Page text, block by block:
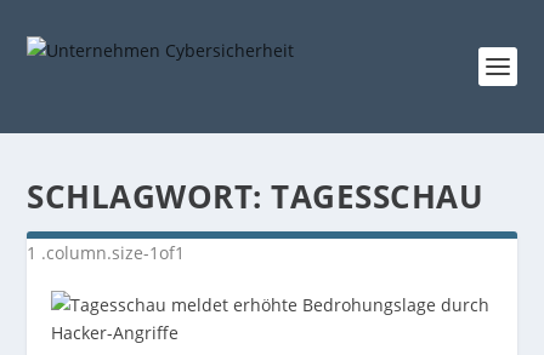
SCHLAGWORT:TAGESSCHAU